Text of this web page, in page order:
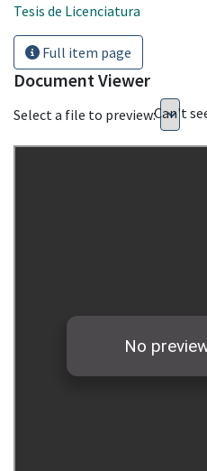
Tesis de Licenciatura
Full item page
Document Viewer
Select a file to preview:Can't